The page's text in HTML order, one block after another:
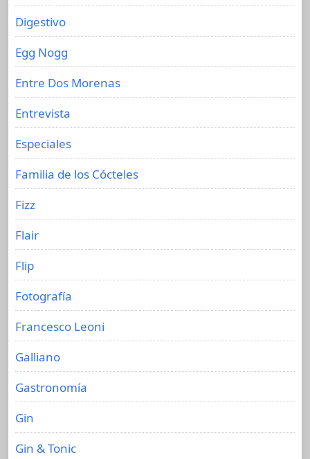
Digestivo
Egg Nogg
Entre Dos Morenas
Entrevista
Especiales
Familia de los Cócteles
Fizz
Flair
Flip
Fotografía
Francesco Leoni
Galliano
Gastronomía
Gin
Gin & Tonic